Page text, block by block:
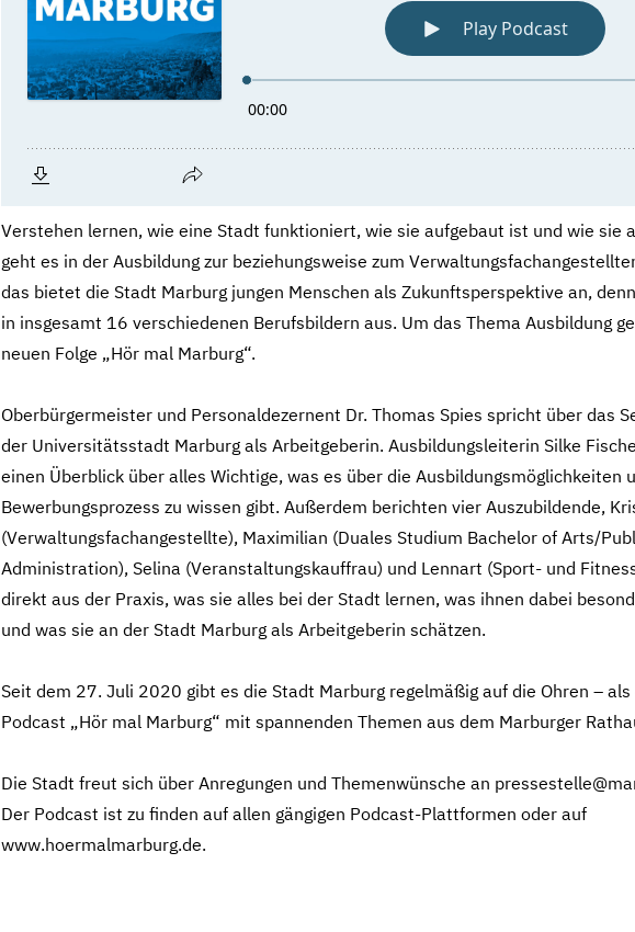
Verstehen lernen, wie eine Stadt funktioniert, wie sie aufgebaut ist und wie sie
geht es in der Ausbildung zur beziehungsweise zum
das bietet die Stadt Marburg jungen Menschen als Zukunftsperspektive an,
in insgesamt 16 verschiedenen Berufsbildern aus. Um das Thema Ausbildung
neuen Folge „Hör mal Marburg“.
Oberbürgermeister und Personaldezernent Dr. Thomas Spies spricht über das
der Universitätsstadt Marburg als Arbeitgeberin. Ausbildungsleiterin Silke
einen Überblick über alles Wichtige, was es über die Ausbildungsmöglichkeiten
Bewerbungsprozess zu wissen gibt. Außerdem berichten vier Auszubildende,
(Verwaltungsfachangestellte), Maximilian (Duales Studium Bachelor of Arts/
Administration), Selina (Veranstaltungskauffrau) und Lennart (Sport- und
direkt aus der Praxis, was sie alles bei der Stadt lernen, was ihnen dabei
und was sie an der Stadt Marburg als Arbeitgeberin schätzen.
Seit dem 27. Juli 2020 gibt es die Stadt Marburg regelmäßig auf die Ohren –
Podcast „Hör mal Marburg“ mit spannenden Themen aus dem Marburger
Die Stadt freut sich über Anregungen und Themenwünsche an
Der Podcast ist zu finden auf allen gängigen Podcast-Plattformen oder auf
www.hoermalmarburg.de.